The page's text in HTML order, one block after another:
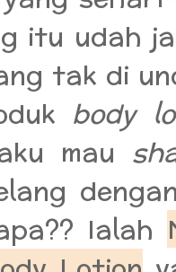
itu udah
tak di
body
mau
Ialah